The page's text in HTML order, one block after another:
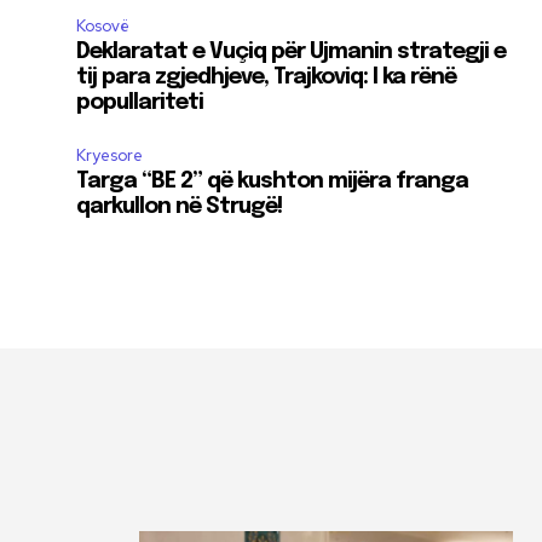
Kosovë
Deklaratat e Vuçiq për Ujmanin strategji e
tij para zgjedhjeve, Trajkoviq: I ka rënë
popullariteti
Kryesore
Targa “BE 2” që kushton mijëra franga
qarkullon në Strugë!